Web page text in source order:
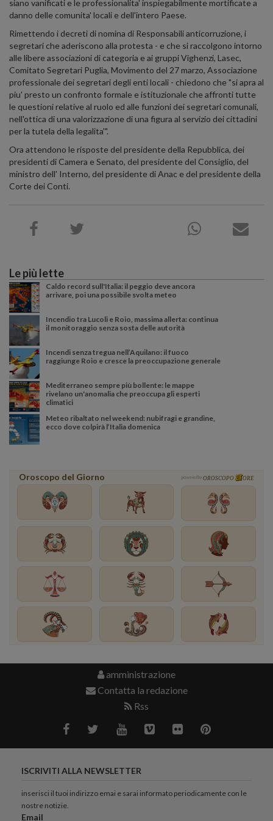
siano vanificati e le professionalita' inspiegabilmente mortificate a
danno delle comunita' locali e dell'intero Paese.
Rimettendo i decreti di nomina di Responsabili anticorruzione, i
segretari che aderiscono alla protesta - e che si raccolgono intorno
alle libere associazioni di categoria e ai gruppi Vighenzi, Lasec,
Comitato Segretari Puglia, Movimento del 27 marzo, Associazione
professionale dei segretari degli enti locali - chiedono che "si apra al
piu' presto un confronto formale e istituzionale che affronti tutte
le questioni relative al ruolo ed alle funzioni dei segretari comunali,
nell'ottica di una valorizzazione di una figura al servizio dei cittadini
per la tutela della legalita'".
Ora attendono le risposte del presidente della Repubblica, dei
presidenti di Camera e Senato, del presidente del Consiglio, del
ministro dell' Interno, del presidente di Anac e del presidente della
Corte dei Conti.
Le più lette
Caldo record sull'Italia: il peggio deve ancora
arrivare, poi una possibile svolta meteo
Incendio tra Lucoli e Roio, massima allerta: continua
il monitoraggio senza sosta delle autorità
Incendi senza tregua nell’Aquilano: il fuoco
raggiunge Roio e cresce la preoccupazione generale
Mediterraneo sempre più bollente: le mappe
rivelano un'anomalia che preoccupa gli esperti
climatici
Meteo ribaltato nel weekend: nubifragi e grandine,
ecco dove colpirà l’Italia domenica
Oroscopo del Giorno powered by OROSCOPO ORE
amministrazione
Contatta la redazione
Rss
ISCRIVITI ALLA NEWSLETTER
inserisci il tuoi indirizzo emai e sarai informato periodicamente con le
nostre notizie.
Email